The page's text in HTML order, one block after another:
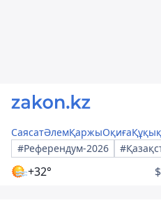
СаясатӘлемҚаржыОқиғаҚұқық
#Референдум-2026
+32° $